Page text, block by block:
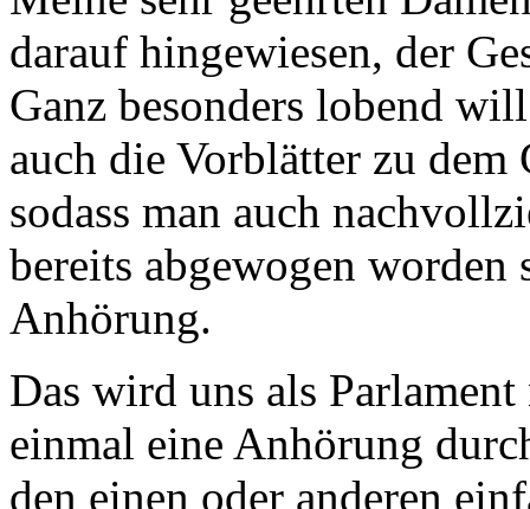
darauf hingewiesen, der
Ganz besonders lobend
auch die Vorblätter zu dem
sodass man auch
bereits abgewogen
Anhörung.
Das wird uns als
einmal eine Anhörung
den einen oder anderen